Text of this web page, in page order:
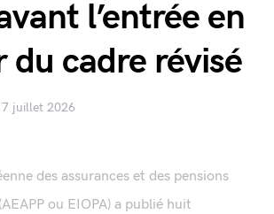
l’entrée en
du cadre révisé
juillet 2026
des assurances et des pensions
ou EIOPA) a publié huit